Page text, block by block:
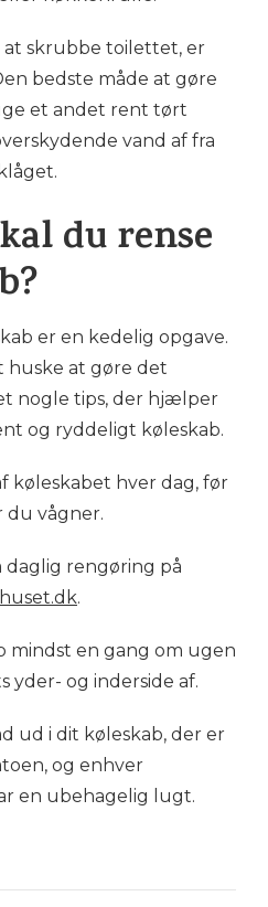
skrubbe toilettet, er
bedste måde at gøre
et andet rent tørt
vand af fra
du rense
er en kedelig opgave.
at gøre det
nogle tips, der hjælper
og ryddeligt køleskab.
køleskabet hver dag, før
du vågner.
rengøring på
.
mindst en gang om ugen
yder- og inderside af.
ud i dit køleskab, der er
og enhver
en ubehagelig lugt.